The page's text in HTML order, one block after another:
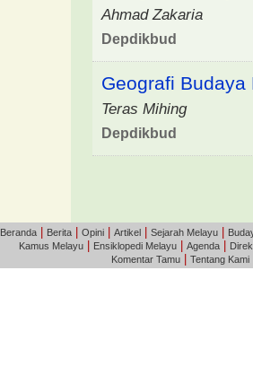
Ahmad Zakaria
Depdikbud
Geografi Budaya
Teras Mihing
Depdikbud
Beranda Berita Opini Artikel Sejarah Melayu
Kamus Melayu
Ensiklopedi Melayu Agenda
Komentar Tamu
Tentang Kami